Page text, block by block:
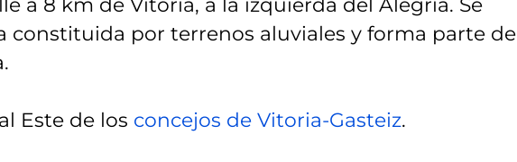
constituida por terrenos aluviales y forma parte de
Este de los concejos de Vitoria-Gasteiz.